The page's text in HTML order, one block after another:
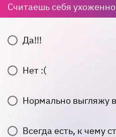
Считаешь себя
Да!!!
Нет :(
Нормально выгляжу
Всегда есть, к чему